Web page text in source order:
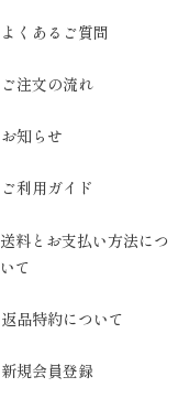
よくあるご質問
ご注文の流れ
お知らせ
ご利用ガイド
送料とお支払い方法につ
いて
返品特約について
新規会員登録